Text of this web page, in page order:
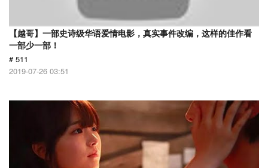
【越哥】一部史诗级华语爱情电影，真实事件改编，这样的佳作看
一部少一部！
# 511
2019-07-26 03:51